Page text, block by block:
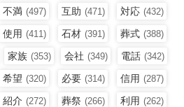
不満 (497) 互助 (471) 対応 (432)
使用 (411) 石材 (391) 葬式 (388)
家族 (353) 会社 (349) 電話 (342)
希望 (320) 必要 (314) 信用 (287)
紹介 (272) 葬祭 (266) 利用 (262)